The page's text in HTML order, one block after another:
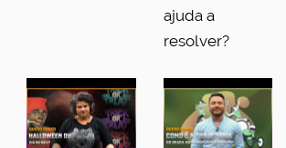
ajuda a
resolver?